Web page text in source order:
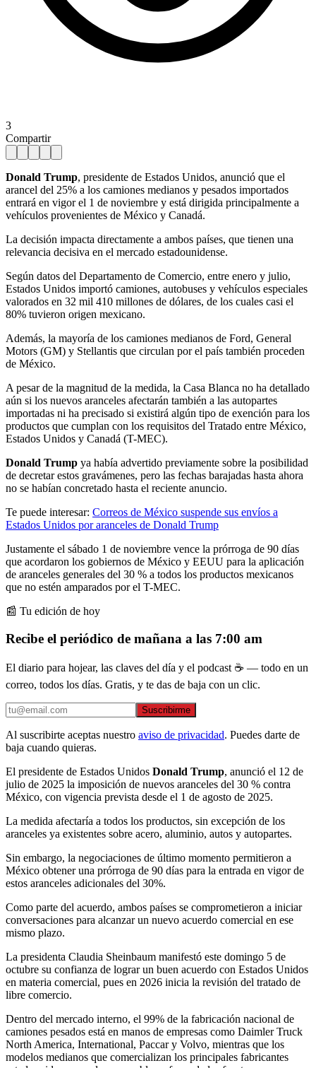
3
Compartir
Donald Trump, presidente de Estados Unidos, anunció que el
arancel del 25% a los camiones medianos y pesados importados
entrará en vigor el 1 de noviembre y está dirigida principalmente a
vehículos provenientes de México y Canadá.
La decisión impacta directamente a ambos países, que tienen una
relevancia decisiva en el mercado estadounidense.
Según datos del Departamento de Comercio, entre enero y julio,
Estados Unidos importó camiones, autobuses y vehículos especiales
valorados en 32 mil 410 millones de dólares, de los cuales casi el
80% tuvieron origen mexicano.
Además, la mayoría de los camiones medianos de Ford, General
Motors (GM) y Stellantis que circulan por el país también proceden
de México.
A pesar de la magnitud de la medida, la Casa Blanca no ha detallado
aún si los nuevos aranceles afectarán también a las autopartes
importadas ni ha precisado si existirá algún tipo de exención para los
productos que cumplan con los requisitos del Tratado entre México,
Estados Unidos y Canadá (T-MEC).
Donald Trump ya había advertido previamente sobre la posibilidad
de decretar estos gravámenes, pero las fechas barajadas hasta ahora
no se habían concretado hasta el reciente anuncio.
Te puede interesar: Correos de México suspende sus envíos a
Estados Unidos por aranceles de Donald Trump
Justamente el sábado 1 de noviembre vence la prórroga de 90 días
que acordaron los gobiernos de México y EEUU para la aplicación
de aranceles generales del 30 % a todos los productos mexicanos
que no estén amparados por el T-MEC.
📰 Tu edición de hoy
Recibe el periódico de mañana a las 7:00 am
El diario para hojear, las claves del día y el podcast ☕ — todo en un
correo, todos los días. Gratis, y te das de baja con un clic.
Suscribirme
Al suscribirte aceptas nuestro aviso de privacidad. Puedes darte de
baja cuando quieras.
El presidente de Estados Unidos Donald Trump, anunció el 12 de
julio de 2025 la imposición de nuevos aranceles del 30 % contra
México, con vigencia prevista desde el 1 de agosto de 2025.
La medida afectaría a todos los productos, sin excepción de los
aranceles ya existentes sobre acero, aluminio, autos y autopartes.
Sin embargo, la negociaciones de último momento permitieron a
México obtener una prórroga de 90 días para la entrada en vigor de
estos aranceles adicionales del 30%.
Como parte del acuerdo, ambos países se comprometieron a iniciar
conversaciones para alcanzar un nuevo acuerdo comercial en ese
mismo plazo.
La presidenta Claudia Sheinbaum manifestó este domingo 5 de
octubre su confianza de lograr un buen acuerdo con Estados Unidos
en materia comercial, pues en 2026 inicia la revisión del tratado de
libre comercio.
Dentro del mercado interno, el 99% de la fabricación nacional de
camiones pesados está en manos de empresas como Daimler Truck
North America, International, Paccar y Volvo, mientras que los
modelos medianos que comercializan los principales fabricantes